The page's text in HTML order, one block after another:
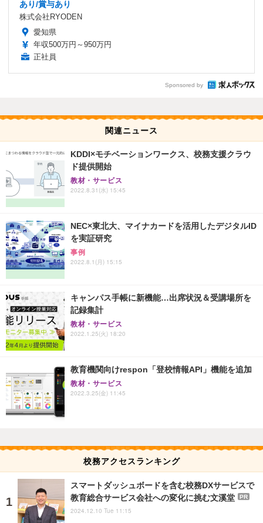
あり/賞与あり
株式会社RYODEN
愛知県
年収500万円～950万円
正社員
Sponsored by
関連ニュース
KDDI×モチベーションワークス、校務支援クラウ
ド提供開始
教材・サービス
2022.8.31(水) 15:45
NEC×東北大、マイナカードを活用したデジタルID
を実証研究
事例
2022.8.1(月) 15:15
キャンパス手帳に新機能…出席状況＆受講場所を
記録集計
教材・サービス
2022.1.25(火) 18:20
教育機関向けrespon「登校情報API」機能を追加
教材・サービス
2022.3.25(金) 11:45
校務アクセスランキング
スマートダッシュボードを含む校務DXサービスで
教育総合サービス会社への変化に挑む文溪堂
PR
2024.12.10 Tue 11:15